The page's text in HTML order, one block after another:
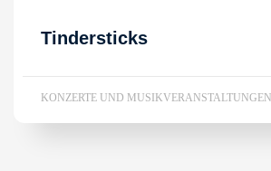
Tindersticks
KONZERTE UND MUSIKVERANSTALTUNGEN